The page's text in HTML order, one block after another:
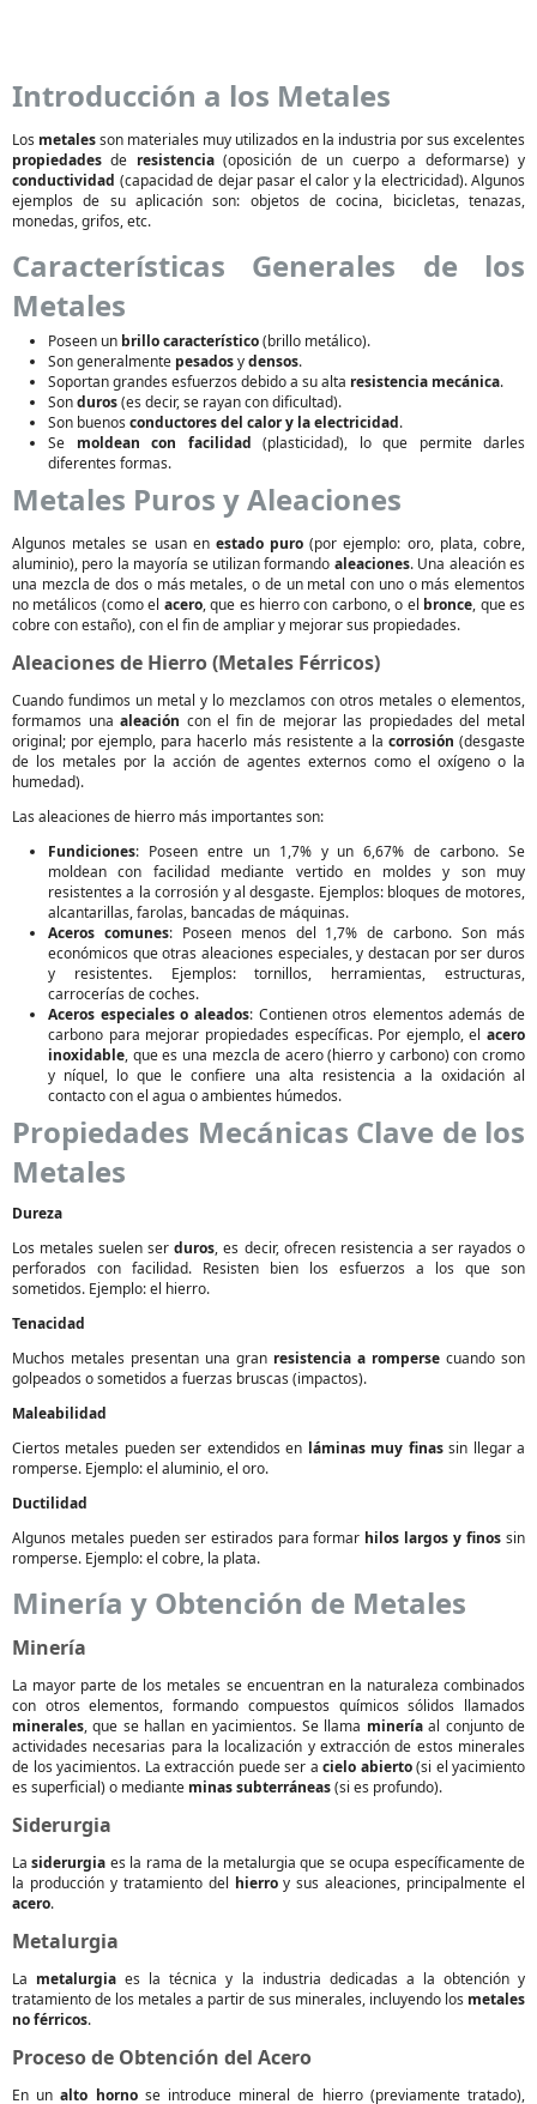
Introducción a los Metales
Los metalesson materiales muy utilizados en la industria por sus excelentes
propiedades de resistencia(oposición de un cuerpo a deformarse) y
conductividad (capacidad de dejar pasar el calor y la electricidad). Algunos
ejemplos de su aplicación son: objetos de cocina, bicicletas, tenazas,
monedas, grifos, etc.
Características Generales de los
Metales
Poseen un brillo característico(brillo metálico).
Son generalmente pesadosydensos.
Soportan grandes esfuerzos debido a su alta resistencia mecánica.
Sonduros(es decir, se rayan con dificultad).
Son buenos conductores del calor y la electricidad.
Se moldean con facilidad (plasticidad), lo que permite darles
diferentes formas.
Metales Puros y Aleaciones
Algunos metales se usan en estado puro (por ejemplo: oro, plata, cobre,
aluminio), pero la mayoría se utilizan formando aleaciones. Una aleación es
una mezcla de dos o más metales, o de un metal con uno o más elementos
no metálicos (como el acero, que es hierro con carbono, o el bronce, que es
cobre con estaño), con el fin de ampliar y mejorar sus propiedades.
Aleaciones de Hierro (Metales Férricos)
Cuando fundimos un metal y lo mezclamos con otros metales o elementos,
formamos unaaleación con el fin de mejorar las propiedades del metal
original; por ejemplo, para hacerlo más resistente a la corrosión (desgaste
de los metales por la acción de agentes externos como el oxígeno o la
humedad).
Las aleaciones de hierro más importantes son:
Fundiciones: Poseen entre un 1,7% y un 6,67% de carbono. Se
moldean con facilidad mediante vertido en moldes y son muy
resistentes a la corrosión y al desgaste. Ejemplos: bloques de motores,
alcantarillas, farolas, bancadas de máquinas.
Aceros comunes: Poseen menos del 1,7% de carbono. Son más
económicos que otras aleaciones especiales, y destacan por ser duros
y resistentes. Ejemplos: tornillos, herramientas, estructuras,
carrocerías de coches.
Aceros especiales o aleados: Contienen otros elementos además de
carbono para mejorar propiedades específicas. Por ejemplo, el acero
inoxidable, que es una mezcla de acero (hierro y carbono) con cromo
y níquel, lo que le confiere una alta resistencia a la oxidación al
contacto con el agua o ambientes húmedos.
Propiedades Mecánicas Clave de los
Metales
Dureza
Los metales suelen serduros, es decir, ofrecen resistencia a ser rayados o
perforados con facilidad. Resisten bien los esfuerzos a los que son
sometidos. Ejemplo: el hierro.
Tenacidad
Muchos metales presentan una gran resistencia a romperse cuando son
golpeados o sometidos a fuerzas bruscas (impactos).
Maleabilidad
Ciertos metales pueden ser extendidos en láminas muy finassin llegar a
romperse. Ejemplo: el aluminio, el oro.
Ductilidad
Algunos metales pueden ser estirados para formar hilos largos y finos sin
romperse. Ejemplo: el cobre, la plata.
Minería y Obtención de Metales
Minería
La mayor parte de los metales se encuentran en la naturaleza combinados
con otros elementos, formando compuestos químicos sólidos llamados
minerales, que se hallan en yacimientos. Se llama mineríaal conjunto de
actividades necesarias para la localización y extracción de estos minerales
de los yacimientos. La extracción puede ser a cielo abierto(si el yacimiento
es superficial) o mediante minas subterráneas(si es profundo).
Siderurgia
Lasiderurgia es la rama de la metalurgia que se ocupa específicamente de
la producción y tratamiento del hierroy sus aleaciones, principalmente el
acero.
Metalurgia
La metalurgia es la técnica y la industria dedicadas a la obtención y
tratamiento de los metales a partir de sus minerales, incluyendo los metales
no férricos.
Proceso de Obtención del Acero
En unalto hornose introduce mineral de hierro (previamente tratado),